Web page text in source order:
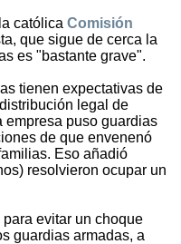
católica Comisión
que sigue de cerca la
es "bastante grave".
tienen expectativas de
legal de
empresa puso guardias
de que envenenó
Eso añadió
resolvieron ocupar un
evitar un choque
guardias armadas, a